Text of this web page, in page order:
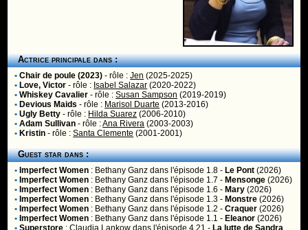
Actrice principale dans :
• Chair de poule (2023) - rôle :Jen (2025-2025)
• Love, Victor - rôle : Isabel Salazar (2020-2022)
• Whiskey Cavalier - rôle :Susan Sampson (2019-2019)
• Devious Maids - rôle : Marisol Duarte (2013-2016)
• Ugly Betty - rôle : Hilda Suarez (2006-2010)
• Adam Sullivan - rôle :Ana Rivera (2003-2003)
• Kristin - rôle :Santa Clemente (2001-2001)
Guest star dans :
• Imperfect Women : Bethany Ganz dans l'épisode 1.8 - Le Pont (2026)
• Imperfect Women : Bethany Ganz dans l'épisode 1.7 - Mensonge (2026)
• Imperfect Women : Bethany Ganz dans l'épisode 1.6 - Mary (2026)
• Imperfect Women : Bethany Ganz dans l'épisode 1.3 - Monstre (2026)
• Imperfect Women : Bethany Ganz dans l'épisode 1.2 -Craquer (2026)
• Imperfect Women : Bethany Ganz dans l'épisode 1.1 - Eleanor (2026)
• Superstore :Claudia Lankow dans l'épisode 4.21 - La lutte de Sandra